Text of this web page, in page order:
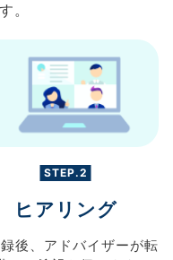
。
STEP.2
ヒアリング
後、 アドバイザーが転